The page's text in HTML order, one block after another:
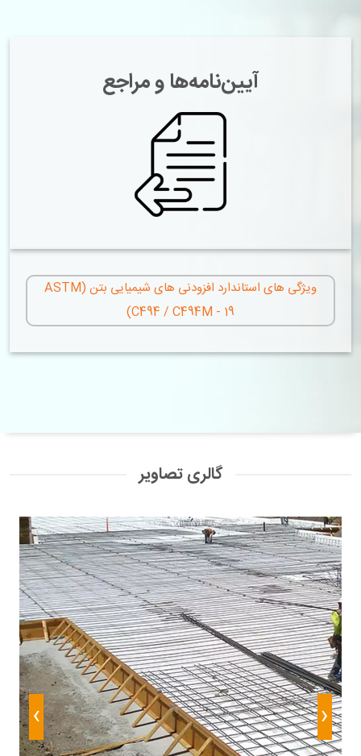
آیین‌نامه‌ها و مراجع
ویژگی های استاندارد افزودنی های شیمیایی بتن (ASTM
C494 / C494M - 19)
گالری تصاویر
‹
›